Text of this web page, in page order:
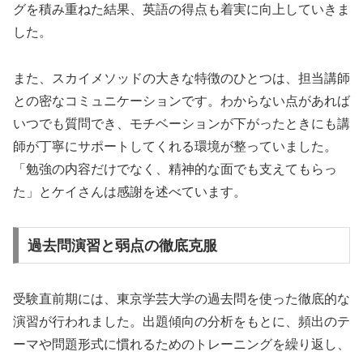
グを積み重ねた結果、英語の得点も着実に向上していきま
した。
また、スカイメソッドの大きな特徴のひとつは、担当講師
との密なコミュニケーションです。わからない点があれば
いつでも質問でき、モチベーションが下がったときにも講
師が丁寧にサポートしてくれる環境が整っていました。
「勉強の内容だけでなく、精神的な面でも支えてもらっ
た」とケイさんは感謝を述べています。
過去問演習と弱点の徹底克服
受験直前期には、東京学芸大学の過去問を使った徹底的な
演習が行われました。出題傾向の分析をもとに、頻出のテ
ーマや問題形式に慣れるためのトレーニングを繰り返し、